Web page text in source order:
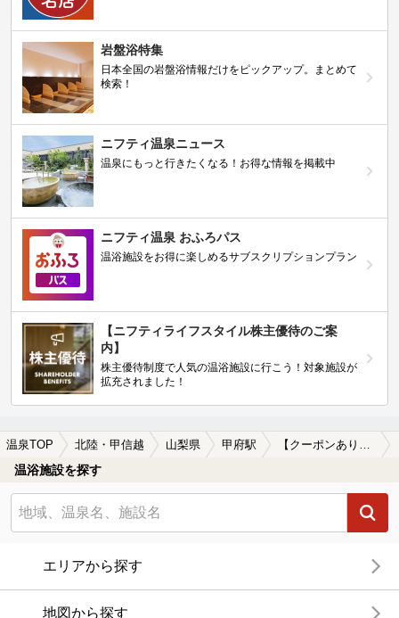
岩盤浴特集
日本全国の岩盤浴情報だけをピックアップ。まとめて
検索！
ニフティ温泉ニュース
温泉にもっと行きたくなる！お得な情報を掲載中
ニフティ温泉 おふろパス
温浴施設をお得に楽しめるサブスクリプションプラン
【ニフティライフスタイル株主優待のご案
内】
株主優待制度で人気の温浴施設に行こう！対象施設が
拡充されました！
温泉TOP 北陸・甲信越 山梨県 甲府駅 【クーポンあり】子連れOKな甲府駅近くの温泉、日帰り温泉、スーパー銭湯おすすめ
温浴施設を探す
エリアから探す
地図から探す